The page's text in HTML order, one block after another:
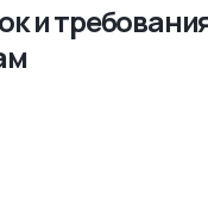
и